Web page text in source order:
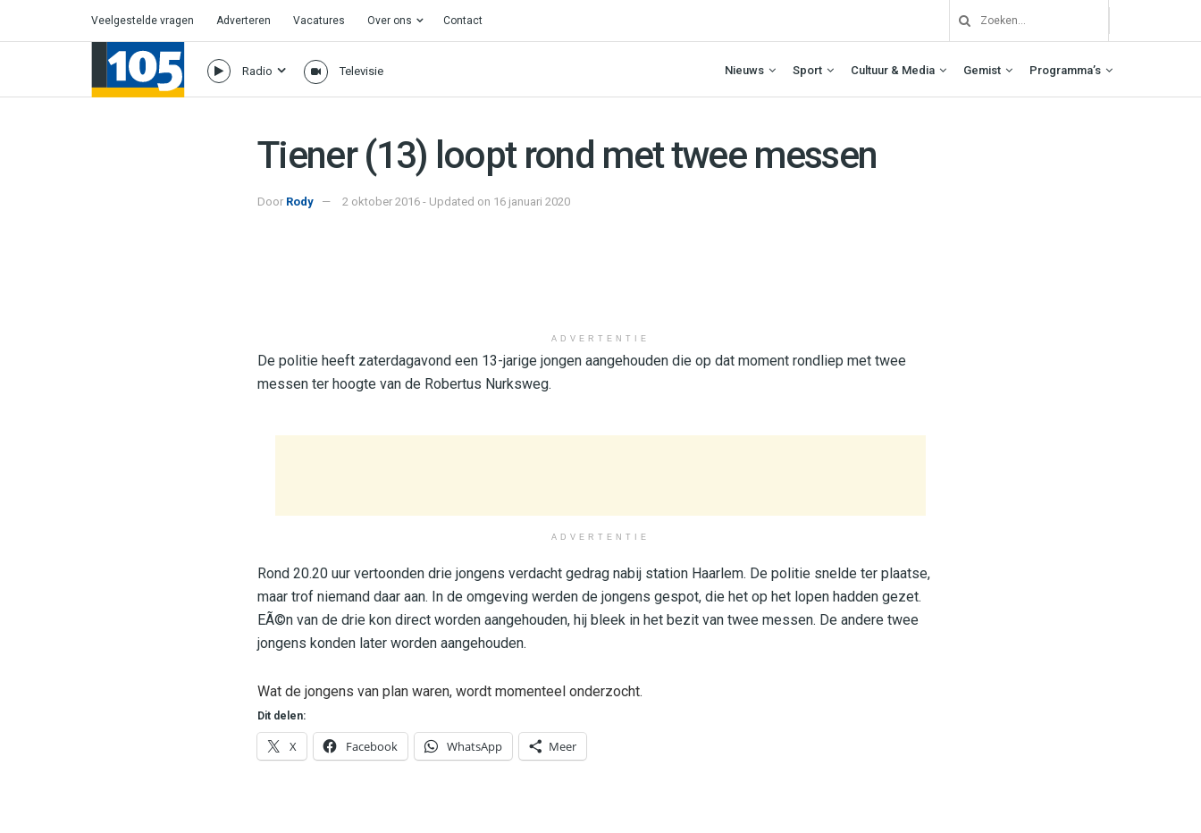
Veelgestelde vragen Adverteren Vacatures Over ons Contact
Radio Televisie Nieuws Sport Cultuur & Media Gemist Programma’s
Tiener (13) loopt rond met twee messen
Door Rody 2 oktober 2016 - Updated on 16 januari 2020
ADVERTENTIE
De politie heeft zaterdagavond een 13-jarige jongen aangehouden die op dat moment rondliep met twee
messen ter hoogte van de Robertus Nurksweg.
ADVERTENTIE
Rond 20.20 uur vertoonden drie jongens verdacht gedrag nabij station Haarlem. De politie snelde ter plaatse,
maar trof niemand daar aan. In de omgeving werden de jongens gespot, die het op het lopen hadden gezet.
EÃ©n van de drie kon direct worden aangehouden, hij bleek in het bezit van twee messen. De andere twee
jongens konden later worden aangehouden.
Wat de jongens van plan waren, wordt momenteel onderzocht.
Dit delen:
X Facebook WhatsApp Meer